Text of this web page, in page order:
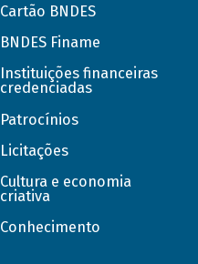
Cartão BNDES
BNDES Finame
Instituições financeiras
credenciadas
Patrocínios
Licitações
Cultura e economia
criativa
Conhecimento